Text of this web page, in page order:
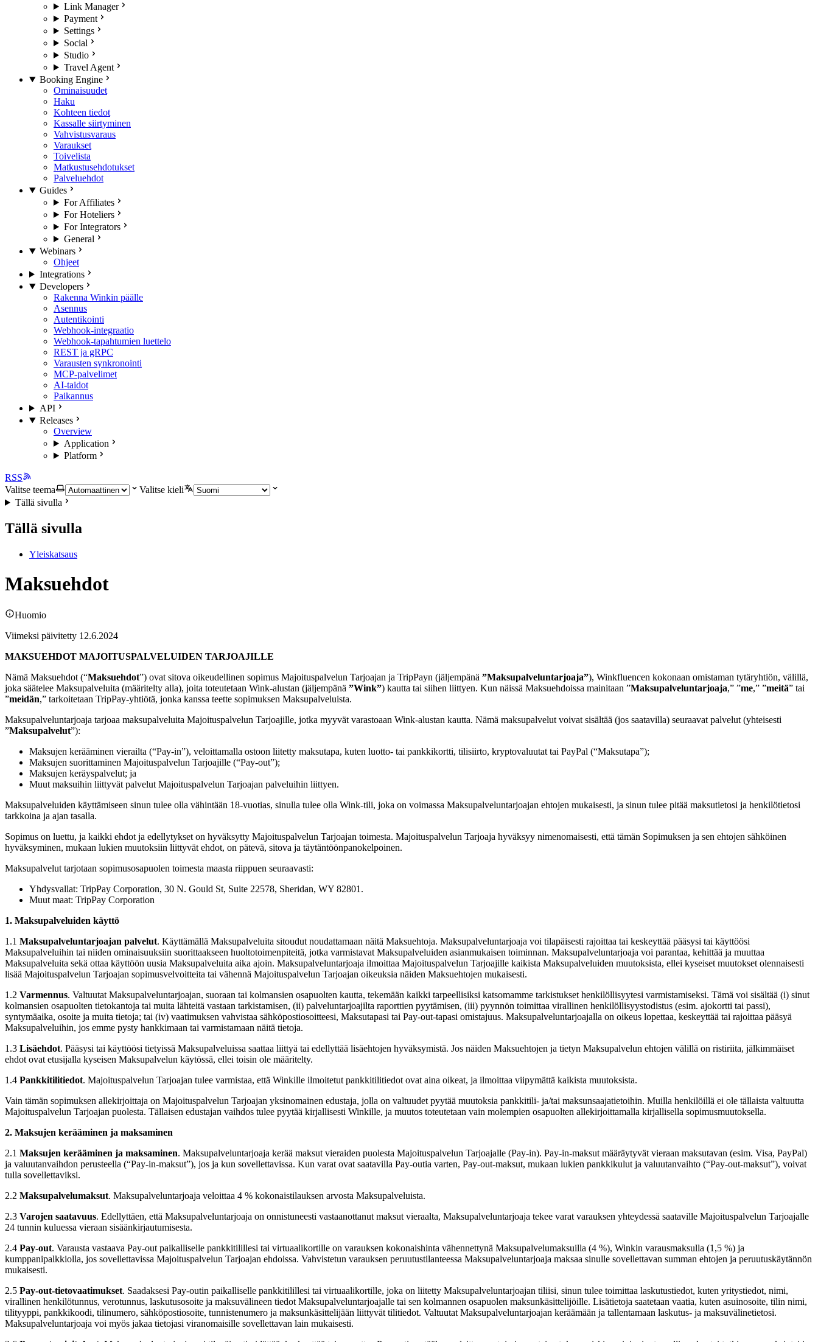
Link Manager
Payment
Settings
Social
Studio
Travel Agent
Booking Engine
Ominaisuudet
Haku
Kohteen tiedot
Kassalle siirtyminen
Vahvistusvaraus
Varaukset
Toivelista
Matkustusehdotukset
Palveluehdot
Guides
For Affiliates
For Hoteliers
For Integrators
General
Webinars
Ohjeet
Integrations
Developers
Rakenna Winkin päälle
Asennus
Autentikointi
Webhook-integraatio
Webhook-tapahtumien luettelo
REST ja gRPC
Varausten synkronointi
MCP-palvelimet
AI-taidot
Paikannus
API
Releases
Overview
Application
Platform
RSS
Valitse teema
Valitse kieli
Tällä sivulla
Tällä sivulla
Yleiskatsaus
Maksuehdot
Huomio
Viimeksi päivitetty 12.6.2024
MAKSUEHDOT MAJOITUSPALVELUIDEN TARJOAJILLE
Nämä Maksuehdot (“Maksuehdot”) ovat sitova oikeudellinen sopimus Majoituspalvelun Tarjoajan ja TripPayn (jäljempänä ”Maksupalveluntarjoaja”), Winkfluencen kokonaan omistaman tytäryhtiön, välillä,
joka säätelee Maksupalveluita (määritelty alla), joita toteutetaan Wink-alustan (jäljempänä ”Wink”) kautta tai siihen liittyen. Kun näissä Maksuehdoissa mainitaan ”Maksupalveluntarjoaja,” ”me,” ”meitä” tai
”meidän,” tarkoitetaan TripPay-yhtiötä, jonka kanssa teette sopimuksen Maksupalveluista.
Maksupalveluntarjoaja tarjoaa maksupalveluita Majoituspalvelun Tarjoajille, jotka myyvät varastoaan Wink-alustan kautta. Nämä maksupalvelut voivat sisältää (jos saatavilla) seuraavat palvelut (yhteisesti
”Maksupalvelut”):
Maksujen kerääminen vierailta (“Pay-in”), veloittamalla ostoon liitetty maksutapa, kuten luotto- tai pankkikortti, tilisiirto, kryptovaluutat tai PayPal (“Maksutapa”);
Maksujen suorittaminen Majoituspalvelun Tarjoajille (“Pay-out”);
Maksujen keräyspalvelut; ja
Muut maksuihin liittyvät palvelut Majoituspalvelun Tarjoajan palveluihin liittyen.
Maksupalveluiden käyttämiseen sinun tulee olla vähintään 18-vuotias, sinulla tulee olla Wink-tili, joka on voimassa Maksupalveluntarjoajan ehtojen mukaisesti, ja sinun tulee pitää maksutietosi ja henkilötietosi
tarkkoina ja ajan tasalla.
Sopimus on luettu, ja kaikki ehdot ja edellytykset on hyväksytty Majoituspalvelun Tarjoajan toimesta. Majoituspalvelun Tarjoaja hyväksyy nimenomaisesti, että tämän Sopimuksen ja sen ehtojen sähköinen
hyväksyminen, mukaan lukien muutoksiin liittyvät ehdot, on pätevä, sitova ja täytäntöönpanokelpoinen.
Maksupalvelut tarjotaan sopimusosapuolen toimesta maasta riippuen seuraavasti:
Yhdysvallat: TripPay Corporation, 30 N. Gould St, Suite 22578, Sheridan, WY 82801.
Muut maat: TripPay Corporation
1. Maksupalveluiden käyttö
1.1 Maksupalveluntarjoajan palvelut. Käyttämällä Maksupalveluita sitoudut noudattamaan näitä Maksuehtoja. Maksupalveluntarjoaja voi tilapäisesti rajoittaa tai keskeyttää pääsysi tai käyttöösi
Maksupalveluihin tai niiden ominaisuuksiin suorittaakseen huoltotoimenpiteitä, jotka varmistavat Maksupalveluiden asianmukaisen toiminnan. Maksupalveluntarjoaja voi parantaa, kehittää ja muuttaa
Maksupalveluita sekä ottaa käyttöön uusia Maksupalveluita aika ajoin. Maksupalveluntarjoaja ilmoittaa Majoituspalvelun Tarjoajille kaikista Maksupalveluiden muutoksista, ellei kyseiset muutokset olennaisesti
lisää Majoituspalvelun Tarjoajan sopimusvelvoitteita tai vähennä Majoituspalvelun Tarjoajan oikeuksia näiden Maksuehtojen mukaisesti.
1.2 Varmennus. Valtuutat Maksupalveluntarjoajan, suoraan tai kolmansien osapuolten kautta, tekemään kaikki tarpeellisiksi katsomamme tarkistukset henkilöllisyytesi varmistamiseksi. Tämä voi sisältää (i) sinut
kolmansien osapuolten tietokantoja tai muita lähteitä vastaan tarkistamisen, (ii) palveluntarjoajilta raporttien pyytämisen, (iii) pyynnön toimittaa virallinen henkilöllisyystodistus (esim. ajokortti tai passi),
syntymäaika, osoite ja muita tietoja; tai (iv) vaatimuksen vahvistaa sähköpostiosoitteesi, Maksutapasi tai Pay-out-tapasi omistajuus. Maksupalveluntarjoajalla on oikeus lopettaa, keskeyttää tai rajoittaa pääsyä
Maksupalveluihin, jos emme pysty hankkimaan tai varmistamaan näitä tietoja.
1.3 Lisäehdot. Pääsysi tai käyttöösi tietyissä Maksupalveluissa saattaa liittyä tai edellyttää lisäehtojen hyväksymistä. Jos näiden Maksuehtojen ja tietyn Maksupalvelun ehtojen välillä on ristiriita, jälkimmäiset
ehdot ovat etusijalla kyseisen Maksupalvelun käytössä, ellei toisin ole määritelty.
1.4 Pankkitilitiedot. Majoituspalvelun Tarjoajan tulee varmistaa, että Winkille ilmoitetut pankkitilitiedot ovat aina oikeat, ja ilmoittaa viipymättä kaikista muutoksista.
Vain tämän sopimuksen allekirjoittaja on Majoituspalvelun Tarjoajan yksinomainen edustaja, jolla on valtuudet pyytää muutoksia pankkitili- ja/tai maksunsaajatietoihin. Muilla henkilöillä ei ole tällaista valtuutta
Majoituspalvelun Tarjoajan puolesta. Tällaisen edustajan vaihdos tulee pyytää kirjallisesti Winkille, ja muutos toteutetaan vain molempien osapuolten allekirjoittamalla kirjallisella sopimusmuutoksella.
2. Maksujen kerääminen ja maksaminen
2.1 Maksujen kerääminen ja maksaminen. Maksupalveluntarjoaja kerää maksut vieraiden puolesta Majoituspalvelun Tarjoajalle (Pay-in). Pay-in-maksut määräytyvät vieraan maksutavan (esim. Visa, PayPal)
ja valuutanvaihdon perusteella (“Pay-in-maksut”), jos ja kun sovellettavissa. Kun varat ovat saatavilla Pay-outia varten, Pay-out-maksut, mukaan lukien pankkikulut ja valuutanvaihto (“Pay-out-maksut”), voivat
tulla sovellettaviksi.
2.2 Maksupalvelumaksut. Maksupalveluntarjoaja veloittaa 4 % kokonaistilauksen arvosta Maksupalveluista.
2.3 Varojen saatavuus. Edellyttäen, että Maksupalveluntarjoaja on onnistuneesti vastaanottanut maksut vieraalta, Maksupalveluntarjoaja tekee varat varauksen yhteydessä saataville Majoituspalvelun Tarjoajalle
24 tunnin kuluessa vieraan sisäänkirjautumisesta.
2.4 Pay-out. Varausta vastaava Pay-out paikalliselle pankkitilillesi tai virtuaalikortille on varauksen kokonaishinta vähennettynä Maksupalvelumaksuilla (4 %), Winkin varausmaksulla (1,5 %) ja
kumppanipalkkiolla, jos sovellettavissa Majoituspalvelun Tarjoajan ehdoissa. Vahvistetun varauksen peruutustilanteessa Maksupalveluntarjoaja maksaa sinulle sovellettavan summan ehtojen ja peruutuskäytännön
mukaisesti.
2.5 Pay-out-tietovaatimukset. Saadaksesi Pay-outin paikalliselle pankkitilillesi tai virtuaalikortille, joka on liitetty Maksupalveluntarjoajan tiliisi, sinun tulee toimittaa laskutustiedot, kuten yritystiedot, nimi,
virallinen henkilötunnus, verotunnus, laskutusosoite ja maksuvälineen tiedot Maksupalveluntarjoajalle tai sen kolmannen osapuolen maksunkäsittelijöille. Lisätietoja saatetaan vaatia, kuten asuinosoite, tilin nimi,
tilityyppi, pankkikoodi, tilinumero, sähköpostiosoite, tunnistenumero ja maksunkäsittelijään liittyvät tilitiedot. Valtuutat Maksupalveluntarjoajan keräämään ja tallentamaan laskutus- ja maksuvälinetietosi.
Maksupalveluntarjoaja voi myös jakaa tietojasi viranomaisille sovellettavan lain mukaisesti.